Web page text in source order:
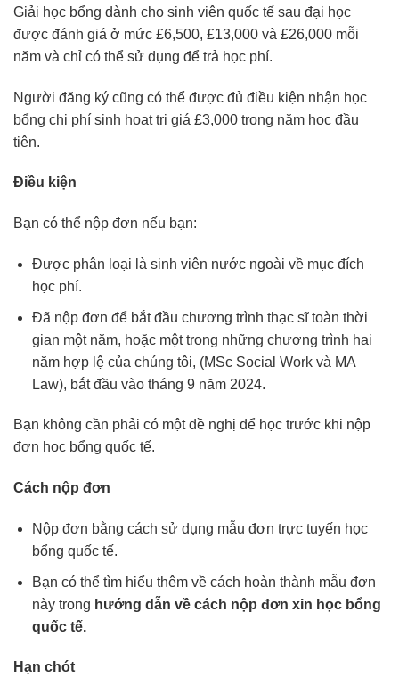
Giải học bổng dành cho sinh viên quốc tế sau đại học
được đánh giá ở mức £6,500, £13,000 và £26,000 mỗi
năm và chỉ có thể sử dụng để trả học phí.
Người đăng ký cũng có thể được đủ điều kiện nhận học
bổng chi phí sinh hoạt trị giá £3,000 trong năm học đầu
tiên.
Điều kiện
Bạn có thể nộp đơn nếu bạn:
Được phân loại là sinh viên nước ngoài về mục đích
học phí.
Đã nộp đơn để bắt đầu chương trình thạc sĩ toàn thời
gian một năm, hoặc một trong những chương trình hai
năm hợp lệ của chúng tôi, (MSc Social Work và MA
Law), bắt đầu vào tháng 9 năm 2024.
Bạn không cần phải có một đề nghị để học trước khi nộp
đơn học bổng quốc tế.
Cách nộp đơn
Nộp đơn bằng cách sử dụng mẫu đơn trực tuyến học
bổng quốc tế.
Bạn có thể tìm hiểu thêm về cách hoàn thành mẫu đơn
này trong hướng dẫn về cách nộp đơn xin học bổng
quốc tế.
Hạn chót